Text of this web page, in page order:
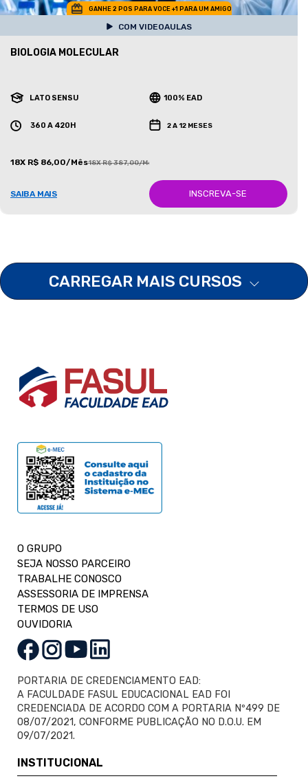
GANHE 2 POS PARA VOCE +1 PARA UM AMIGO
COM VIDEOAULAS
BIOLOGIA MOLECULAR
LATO SENSU 100% EAD
360 A 420H 2 A 12 MESES
18X R$ 86,00/Mês18X R$ 387,00/Mês
SAIBA MAIS INSCREVA-SE
CARREGAR MAIS CURSOS
O GRUPO
SEJA NOSSO PARCEIRO
TRABALHE CONOSCO
ASSESSORIA DE IMPRENSA
TERMOS DE USO
OUVIDORIA
PORTARIA DE CREDENCIAMENTO EAD:
A FACULDADE FASUL EDUCACIONAL EAD FOI
CREDENCIADA DE ACORDO COM A PORTARIA Nº499 DE
08/07/2021, CONFORME PUBLICAÇÃO NO D.O.U. EM
09/07/2021.
INSTITUCIONAL